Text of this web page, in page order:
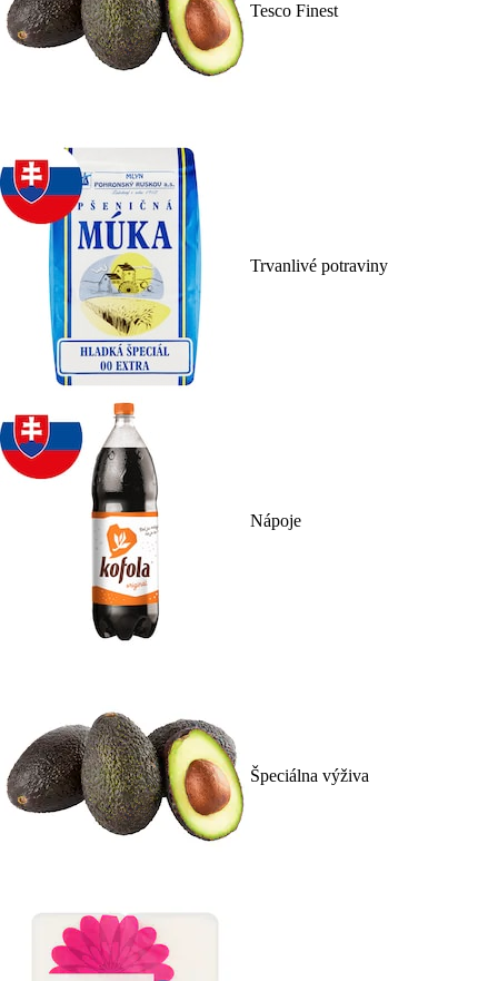
Tesco Finest
Trvanlivé potraviny
Nápoje
Špeciálna výživa